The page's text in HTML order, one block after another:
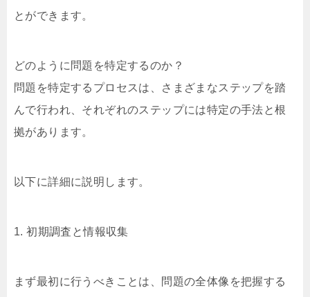
とができます。
どのように問題を特定するのか？
問題を特定するプロセスは、さまざまなステップを踏
んで行われ、それぞれのステップには特定の手法と根
拠があります。
以下に詳細に説明します。
1. 初期調査と情報収集
まず最初に行うべきことは、問題の全体像を把握する